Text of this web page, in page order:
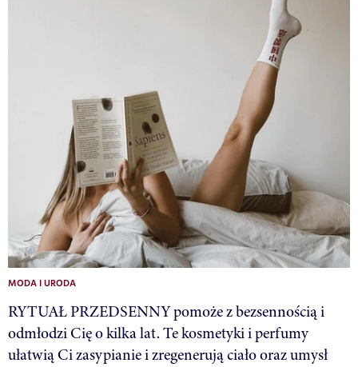
MODA I URODA
RYTUAŁ PRZEDSENNY pomoże z bezsennością i
odmłodzi Cię o kilka lat. Te kosmetyki i perfumy
ułatwią Ci zasypianie i zregenerują ciało oraz umysł